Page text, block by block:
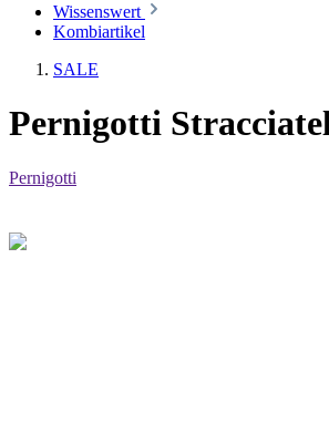
Wissenswert
Kombiartikel
SALE
Pernigotti
Pernigotti